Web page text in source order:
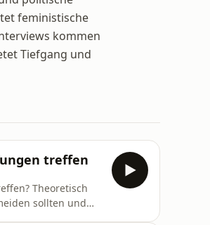
feministische
kommen
Tiefgang und
treffen
Theoretisch
sollten und